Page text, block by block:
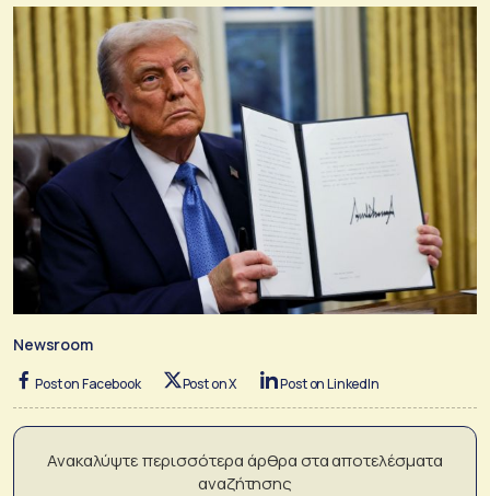
Newsroom
Post on Facebook Post on X Post on LinkedIn
Ανακαλύψτε περισσότερα άρθρα στα αποτελέσματα
αναζήτησης